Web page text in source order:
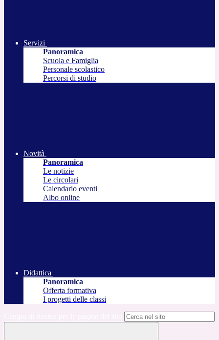
Servizi
Panoramica
Scuola e Famiglia
Personale scolastico
Percorsi di studio
Novità
Panoramica
Le notizie
Le circolari
Calendario eventi
Albo online
Didattica
Panoramica
Offerta formativa
I progetti delle classi